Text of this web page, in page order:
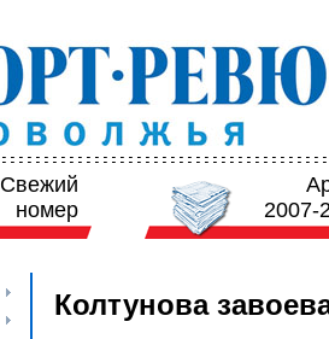
Свежий
номер
2007-
Колтунова